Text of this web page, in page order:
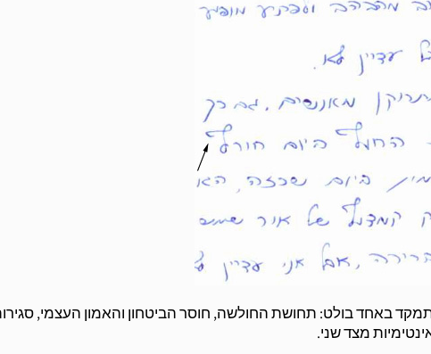
באחד בולט: תחושת החולשה, חוסר הביטחון והאמון העצמי,
מצד שני.